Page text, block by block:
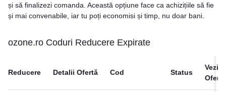
și să finalizezi comanda. Această opțiune face ca achizițiile să fie
și mai convenabile, iar tu poți economisi și timp, nu doar bani.
ozone.ro Coduri Reducere Expirate
Reducere Detalii Ofertă Cod Status
Vezi
Ofertă